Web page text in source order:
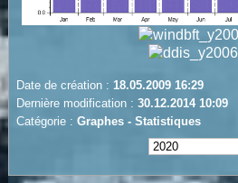
Date de création : 18.05.2009 16:29
Dernière modification : 30.12.2014 10:09
Catégorie : Graphes - Statistiques